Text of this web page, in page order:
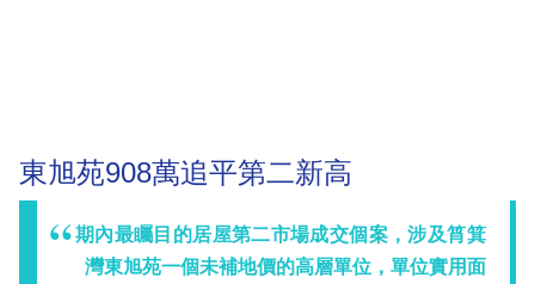
東旭苑908萬追平第二新高
期內最矚目的居屋第二市場成交個案，涉及筲箕
灣東旭苑一個未補地價的高層單位，單位實用面